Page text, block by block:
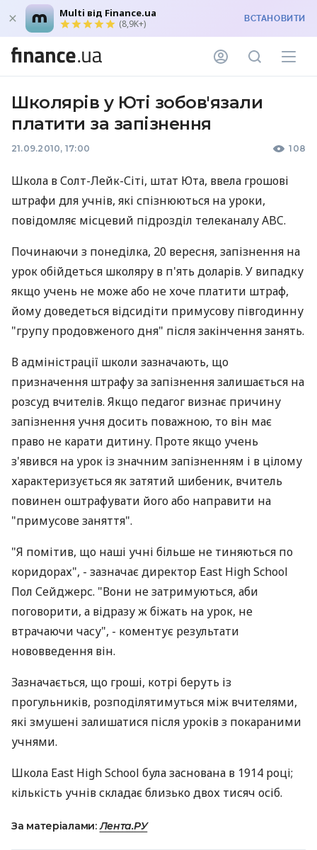
Multi від Finance.ua
(8,9K+) ВСТАНОВИТИ
Школярів у Юті зобов'язали
платити за запізнення
21.09.2010, 17:00 108
Школа в Солт-Лейк-Сіті, штат Юта, ввела грошові
штрафи для учнів, які спізнюються на уроки,
повідомляє місцевий підрозділ телеканалу ABC.
Починаючи з понеділка, 20 вересня, запізнення на
урок обійдеться школяру в п'ять доларів. У випадку
якщо учень не може або не хоче платити штраф,
йому доведеться відсидіти примусову півгодинну
"групу продовженого дня" після закінчення занять.
В адміністрації школи зазначають, що
призначення штрафу за запізнення залишається на
розсуд вчителів. Якщо педагог визнає причину
запізнення учня досить поважною, то він має
право не карати дитину. Проте якщо учень
з'явився на урок із значним запізненням і в цілому
характеризується як затятий шибеник, вчитель
повинен оштрафувати його або направити на
"примусове заняття".
"Я помітив, що наші учні більше не тиняються по
коридорах", - зазначає директор East High School
Пол Сейджерс. "Вони не затримуються, аби
поговорити, а відразу ж біжать на урок, не
втрачаючи часу", - коментує результати
нововведення він.
Зазначається, що гроші, котрі беруть із
прогульників, розподілятимуться між вчителями,
які змушені залишатися після уроків з покараними
учнями.
Школа East High School була заснована в 1914 році;
кількість учнів складає близько двох тисяч осіб.
За матеріалами:Лента.РУ